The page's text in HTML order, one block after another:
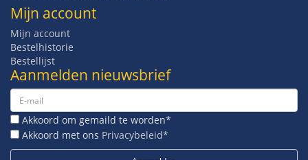
Mijn account
Mijn account
Bestelhistorie
Bestellijst
Aanmelden nieuwsbrief
Akkoord om gemaild te worden*
Akkoord met ons Privacybeleid*